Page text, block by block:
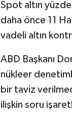
Spot altın
daha önce 11
vadeli altın
ABD Başkanı
nükleer
bir taviz
ilişkin soru